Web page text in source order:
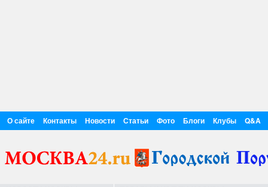
О сайте Контакты Новости Статьи Фото Блоги Клубы Q&A